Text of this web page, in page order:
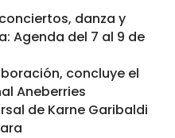
danza y
Agenda del 7 al 9 de
concluye el
Aneberries
de Karne Garibaldi